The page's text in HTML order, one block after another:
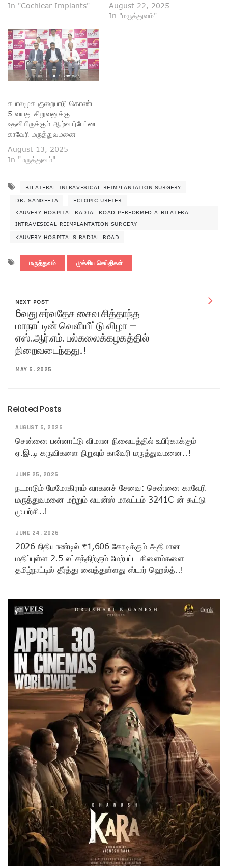
In "Cochlear Implants"
August 22, 2025
In "மருத்துவம்"
கபாலமுக குறைபாடு கொண்ட
5 வயது சிறுவனுக்கு
உதவியிருக்கும் ஆழ்வார்பேட்டை
காவேரி மருத்துவமனை
August 13, 2025
In "மருத்துவம்"
BILATERAL INTRAVESICAL REIMPLANTATION SURGERY
DR. SANGEETA
ECTOPIC URETER
KAUVERY HOSPITAL RADIAL ROAD PERFORMED A BILATERAL
INTRAVESICAL REIMPLANTATION SURGERY
KAUVERY HOSPITALS RADIAL ROAD
மருத்துவம் முக்கிய செய்திகள்
NEXT POST
6வது சர்வதேச சைவ சித்தாந்த
மாநாட்டின் வெளியீட்டு விழா –
எஸ்..ஆர்.எம். பல்கலைக்கழகத்தில்
நிறைவடைந்தது..!
MAY 6, 2025
Related Posts
AUGUST 5, 2026
சென்னை பன்னாட்டு விமான நிலையத்தில் உயிர்காக்கும்
ஏ.இ.டி கருவிகளை நிறுவும் காவேரி மருத்துவமனை..!
JUNE 25, 2026
நடமாடும் மேமோகிராம் வாகனச் சேவை: சென்னை காவேரி
மருத்துவமனை மற்றும் லயன்ஸ் மாவட்டம் 3241C-ன் கூட்டு
முயற்சி..!
JUNE 24, 2026
2026 நிதியாண்டில் ₹1,606 கோடிக்கும் அதிமான
மதிப்புள்ள 2.5 லட்சத்திற்கும் மேற்பட்ட கிளைம்களை
தமிழ்நாட்டில் தீர்த்து வைத்துள்ளது ஸ்டார் ஹெல்த்..!